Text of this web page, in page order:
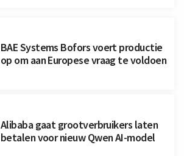
BAE Systems Bofors voert productie
op om aan Europese vraag te voldoen
Alibaba gaat grootverbruikers laten
betalen voor nieuw Qwen AI-model